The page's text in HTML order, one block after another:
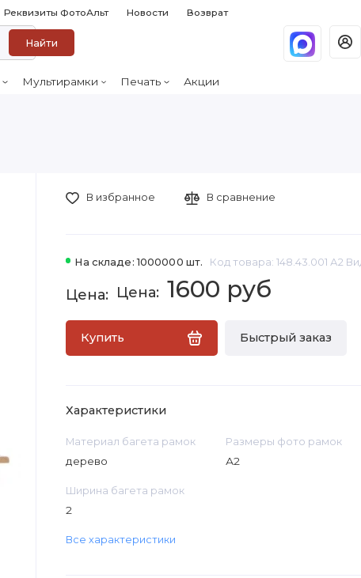
Реквизиты ФотоАльт Новости Возврат
Найти
Мультирамки Печать Акции
На складе: 1000000 шт. Код товара: 148.43.001 А2
1600 руб
Купить Быстрый заказ
В избранное В сравнение
Характеристики
Материал багета рамок
дерево
Размеры фото рамок
А2
Ширина багета рамок
2
Все характеристики